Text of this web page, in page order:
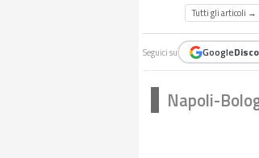
Tutti gli articoli →
Seguici su Google
Napoli-